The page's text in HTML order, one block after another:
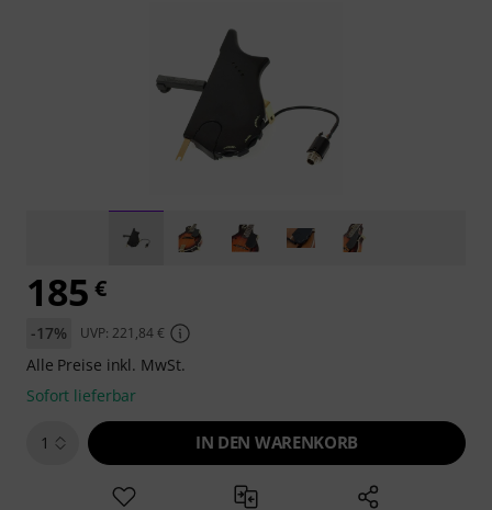
185 €
-17% UVP: 221,84 €
Alle Preise inkl. MwSt.
Sofort lieferbar
1 IN DEN WARENKORB